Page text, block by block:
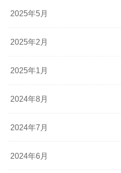
2025年5月
2025年2月
2025年1月
2024年8月
2024年7月
2024年6月